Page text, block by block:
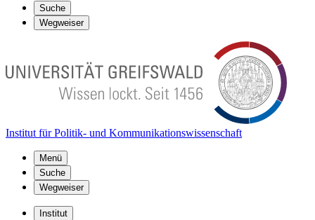
Suche
Wegweiser
Institut für Politik- und Kommunikationswissenschaft
Menü
Suche
Wegweiser
Institut